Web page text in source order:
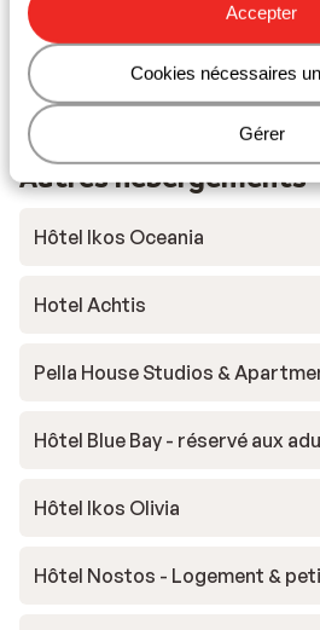
Accepter
Cookies nécessaires
Gérer
Distance à la supérette la plus
mètres
Distance au restaurant le plus
mètres
Autres hébergements
Hôtel Ikos Oceania
Hotel Achtis
Pella House Studios &
Hôtel Blue Bay - réservé aux
Hôtel Ikos Olivia
Hôtel Nostos - Logement &